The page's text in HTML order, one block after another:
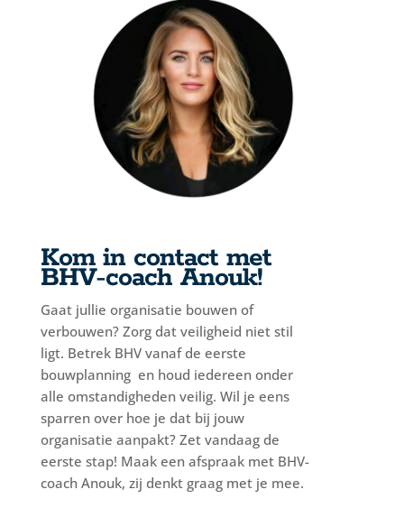
Kom in contact met
BHV-coach Anouk!
Gaat jullie organisatie bouwen of
verbouwen? Zorg dat veiligheid niet stil
ligt. Betrek BHV vanaf de eerste
bouwplanning en houd iedereen onder
alle omstandigheden veilig. Wil je eens
sparren over hoe je dat bij jouw
organisatie aanpakt? Zet vandaag de
eerste stap! Maak een afspraak met BHV-
coach Anouk, zij denkt graag met je mee.